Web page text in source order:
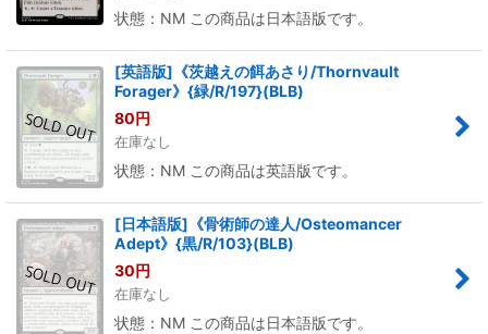
状態：NM この商品は日本語版です。
[英語版]《茨越えの餌あさり/Thornvault
Forager》{緑/R/197}(BLB)
80円
在庫なし
状態：NM この商品は英語版です。
[日本語版]《骨術師の達人/Osteomancer
Adept》{黒/R/103}(BLB)
30円
在庫なし
状態：NM この商品は日本語版です。